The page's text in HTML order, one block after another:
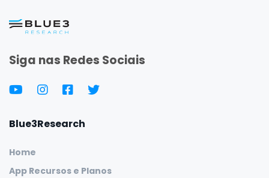
Siga nas Redes Sociais
Blue3Research
Home
App Recursos e Planos